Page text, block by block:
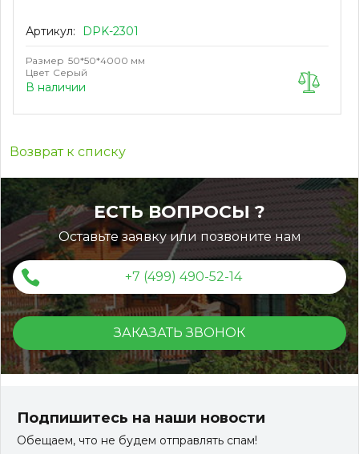
Артикул: DPK-2301
Размер 50*50*4000 мм
Цвет Серый
В наличии
Возврат к списку
ЕСТЬ ВОПРОСЫ ?
Оставьте заявку или позвоните нам
+7 (499) 490-52-14
ЗАКАЗАТЬ ЗВОНОК
Подпишитесь на наши новости
Обещаем, что не будем отправлять спам!